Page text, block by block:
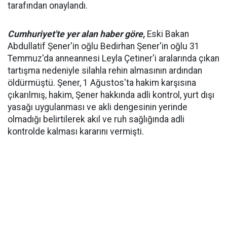
tarafından onaylandı.
Cumhuriyet'te yer alan haber göre, Eski Bakan
Abdullatif Şener'in oğlu Bedirhan Şener'in oğlu 31
Temmuz'da anneannesi Leyla Çetiner'i aralarında çıkan
tartışma nedeniyle silahla rehin almasının ardından
öldürmüştü. Şener, 1 Ağustos'ta hakim karşısına
çıkarılmış, hakim, Şener hakkında adli kontrol, yurt dışı
yasağı uygulanması ve akli dengesinin yerinde
olmadığı belirtilerek akıl ve ruh sağlığında adli
kontrolde kalması kararını vermişti.